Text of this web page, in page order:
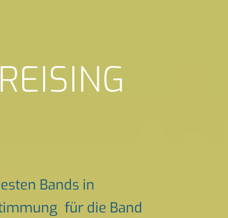
Bands in
für die Band